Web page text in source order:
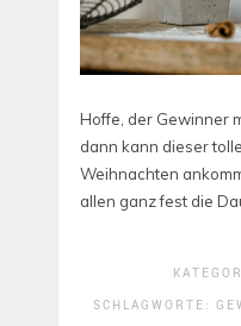
Hoffe, der Gewinner
dann kann dieser
Weihnachten
allen ganz fest die
SCHLAGWORTE: